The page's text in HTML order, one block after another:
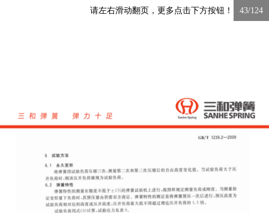
请左右滑动翻页，更多点击下方按钮！ 43/124